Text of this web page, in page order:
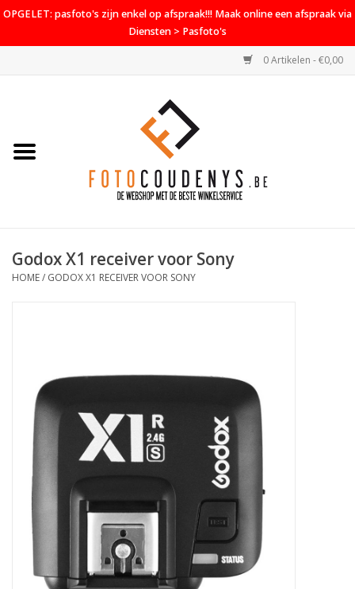
OPGELET: pasfoto's zijn enkel op afspraak!!! Maak online een afspraak via
Diensten > Pasfoto's
0 Artikelen - €0,00
Home
PROMO
Godox X1 receiver voor Sony
HOME/ GODOX X1 RECEIVER VOOR SONY